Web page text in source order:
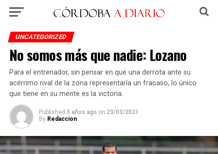
UNCATEGORIZED
No somos más que nadie: Lozano
Para el entrenador, sin pensar en que una derrota ante su
acérrimo rival de la zona representaría un fracaso, lo único
que tiene en su mente es la victoria.
Published 5 años ago on 23/03/2021
By Redaccion